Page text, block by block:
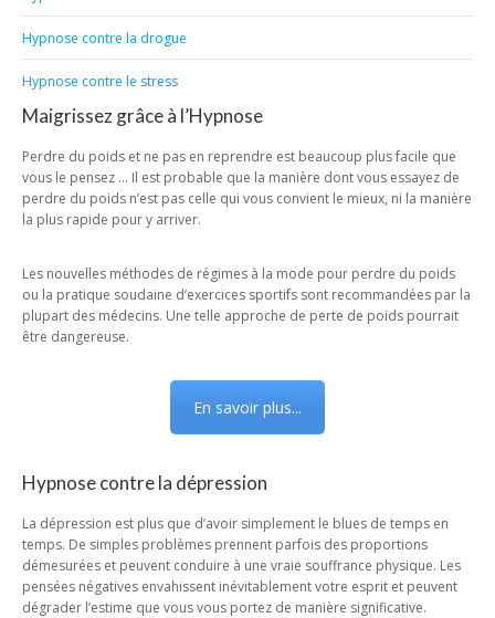
Hypnose contre la drogue
Hypnose contre le stress
Maigrissez grâce à l’Hypnose
Perdre du poids et ne pas en reprendre est beaucoup plus facile que
vous le pensez … Il est probable que la manière dont vous essayez de
perdre du poids n’est pas celle qui vous convient le mieux, ni la manière
la plus rapide pour y arriver.
Les nouvelles méthodes de régimes à la mode pour perdre du poids
ou la pratique soudaine d’exercices sportifs sont recommandées par la
plupart des médecins. Une telle approche de perte de poids pourrait
être dangereuse.
En savoir plus...
Hypnose contre la dépression
La dépression est plus que d’avoir simplement le blues de temps en
temps. De simples problèmes prennent parfois des proportions
démesurées et peuvent conduire à une vraie souffrance physique. Les
pensées négatives envahissent inévitablement votre esprit et peuvent
dégrader l’estime que vous vous portez de manière significative.